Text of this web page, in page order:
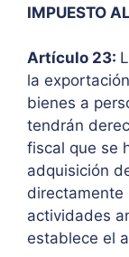
IMPUESTO
Artículo 23:
la
bienes a
tendrán
fiscal que se
adquisición
directamente
actividades
establece el